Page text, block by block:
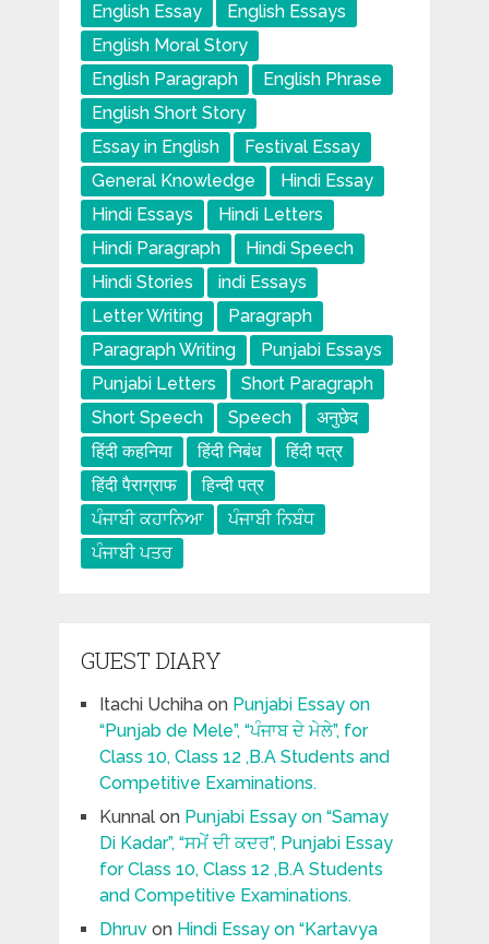
English Essay
English Essays
English Moral Story
English Paragraph
English Phrase
English Short Story
Essay in English
Festival Essay
General Knowledge
Hindi Essay
Hindi Essays
Hindi Letters
Hindi Paragraph
Hindi Speech
Hindi Stories
indi Essays
Letter Writing
Paragraph
Paragraph Writing
Punjabi Essays
Punjabi Letters
Short Paragraph
Short Speech
Speech
अनुछेद
हिंदी कहनिया
हिंदी निबंध
हिंदी पत्र
हिंदी पैराग्राफ
हिन्दी पत्र
ਪੰਜਾਬੀ ਕਹਾਨਿਆ
ਪੰਜਾਬੀ ਨਿਬੰਧ
ਪੰਜਾਬੀ ਪਤਰ
GUEST DIARY
Itachi Uchihaon Punjabi Essay on
“Punjab de Mele”, “ਪੰਜਾਬ ਦੇ ਮੇਲੇ”, for
Class 10, Class 12 ,B.A Students and
Competitive Examinations.
Kunnalon Punjabi Essay on “Samay
Di Kadar”, “ਸਮੇਂ ਦੀ ਕਦਰ”, Punjabi Essay
for Class 10, Class 12 ,B.A Students
and Competitive Examinations.
Dhruvon Hindi Essay on “Kartavya